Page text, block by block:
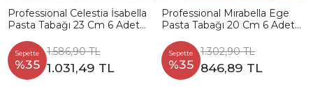
Professional Celestia İsabella
Pasta Tabağı 23 Cm 6 Adet
Sepette
%35
1.586,90 TL
1.031,49 TL
Professional Mirabella Ege
Pasta Tabağı 20 Cm 6 Adet
Sepette
%35
1.302,90 TL
846,89 TL